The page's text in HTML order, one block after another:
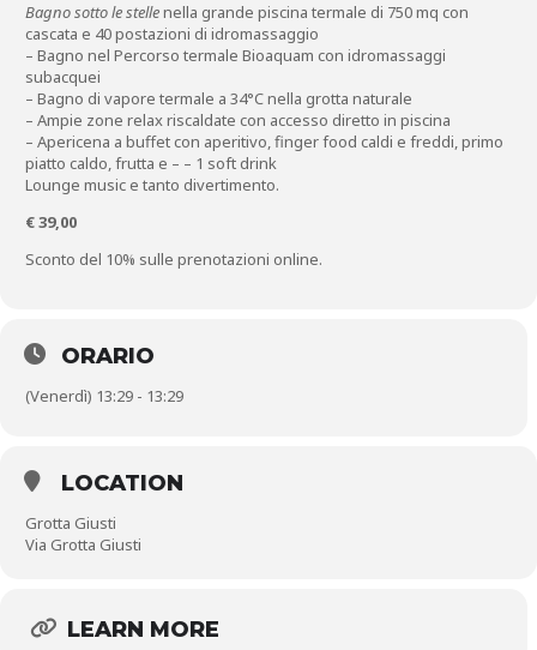
Bagno sotto le stellenella grande piscina termale di 750 mq con
cascata e 40 postazioni di idromassaggio
– Bagno nel Percorso termale Bioaquam con idromassaggi
subacquei
– Bagno di vapore termale a 34°C nella grotta naturale
– Ampie zone relax riscaldate con accesso diretto in piscina
– Apericena a buffet con aperitivo, finger food caldi e freddi, primo
piatto caldo, frutta e – – 1 soft drink
Lounge music e tanto divertimento.
€ 39,00
Sconto del 10% sulle prenotazioni online.
ORARIO
(Venerdì) 13:29 - 13:29
LOCATION
Grotta Giusti
Via Grotta Giusti
LEARN MORE